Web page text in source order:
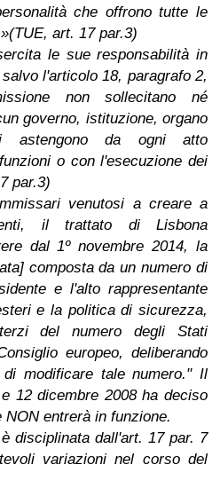
che offrono tutte le
(TUE, art. 17 par.3)
le sue responsabilità in
l'articolo 18, para­grafo 2,
non sollecitano né
governo, istituzione, organo
astengono da ogni atto
o con l'esecuzione dei
par.3)
venutosi a creare a
il trattato di Lisbona
dal 1º novembre 2014, la
composta da un numero di
e l'alto rappresentante
e la politica di sicurezza,
del numero degli Stati
europeo, deliberando
modificare tale numero." Il
12 dicembre 2008 ha deciso
entrerà in funzione.
disciplinata dall'art. 17 par. 7
variazioni nel corso del